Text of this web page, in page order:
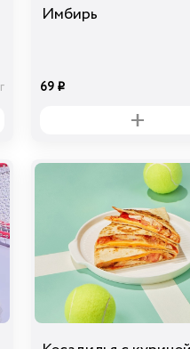
Имбирь
69 i